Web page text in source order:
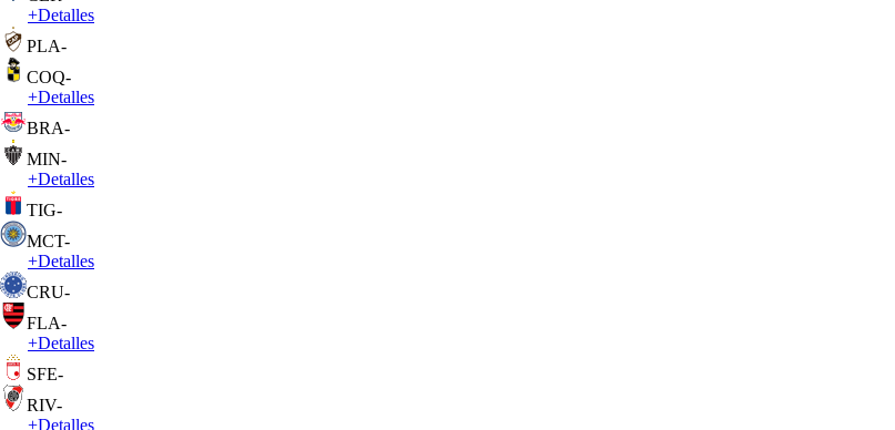
+Detalles
PLA-
COQ-
+Detalles
BRA-
MIN-
+Detalles
TIG-
MCT-
+Detalles
CRU-
FLA-
+Detalles
SFE-
RIV-
+Detalles